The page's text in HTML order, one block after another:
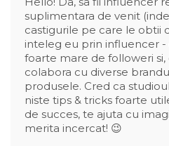
suplimentara de venit
castigurile pe care le obtii
inteleg eu prin influencer -
foarte mare de followeri
colabora cu diverse
produsele. Cred ca
niste tips & tricks foarte
de succes, te ajuta cu
merita incercat! 😉